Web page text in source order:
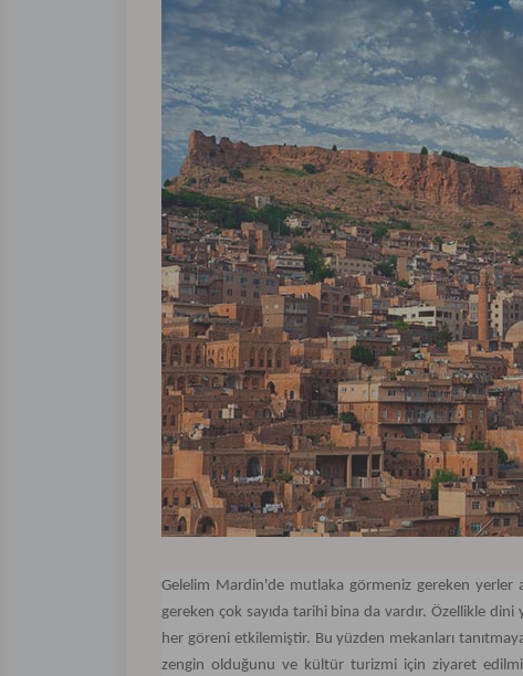
Gelelim Mardin'de mutlaka görmeniz gereken yerler
gereken çok sayıda tarihi bina da vardır. Özellikle
her göreni etkilemiştir. Bu yüzden mekanları
zengin olduğunu ve kültür turizmi için ziyaret